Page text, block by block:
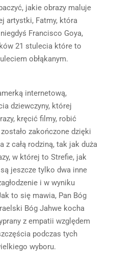
jakie obrazy maluje
artystki, Fatmy, która
Francisco Goya,
21 stulecia które to
obłąkanym.
internetową,
dziewczyny, której
kręcić filmy, robić
zakończone dzięki
z całą rodziną, tak jak duża
w której to Strefie, jak
jeszcze tylko dwa inne
i w wyniku
to się mawia, Pan Bóg
Bóg Jahwe kocha
z empatii względem
podczas tych
wyboru.